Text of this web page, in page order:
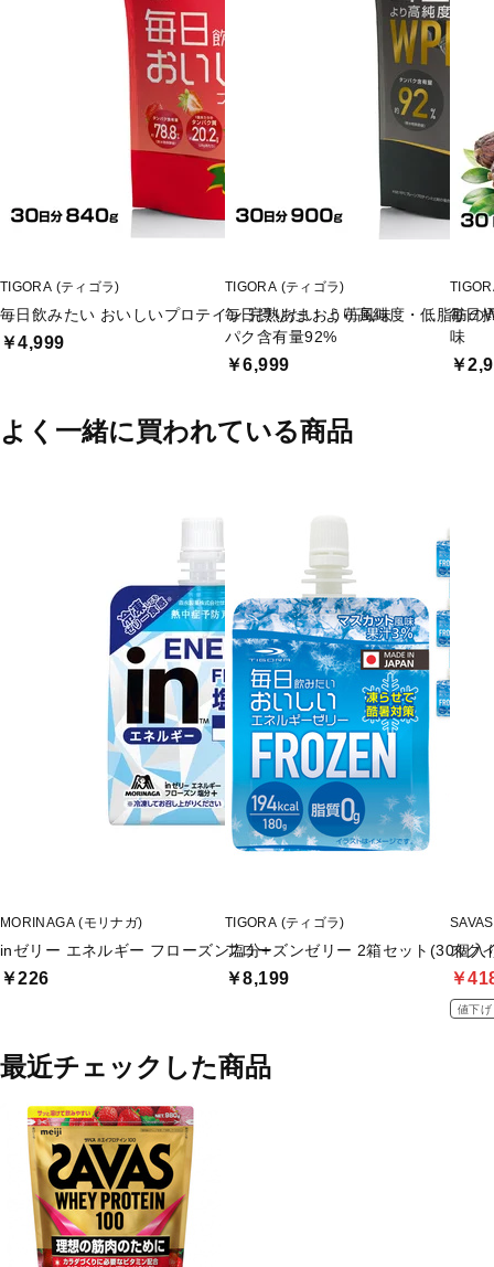
TIGORA (ティゴラ)
毎日飲みたい おいしいプロテイン 完熟あまおう苺風味
￥4,999
TIGORA (ティゴラ)
毎日摂りたい より高純度・低脂肪の
パク含有量92%
￥6,999
毎日
味
￥
よく一緒に買われている商品
MORINAGA (モリナガ)
inゼリー エネルギー フローズン塩分+
￥226
TIGORA (ティゴラ)
フローズンゼリー 2箱セット(30個入
￥8,199
スク
￥
値下げ
最近チェックした商品